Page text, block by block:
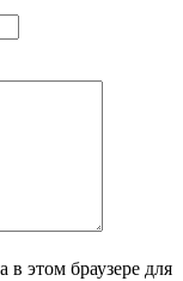
в этом браузере для